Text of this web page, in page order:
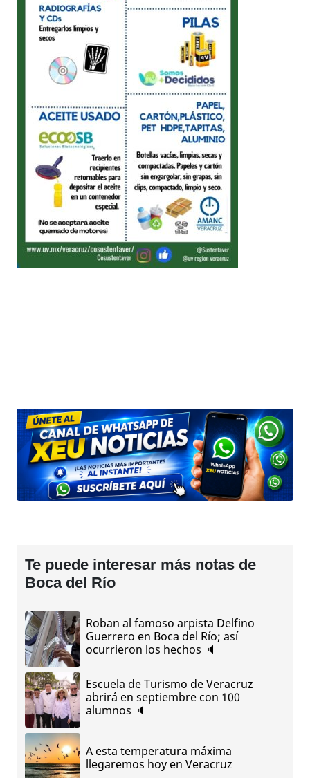
Te puede interesar más notas de
Boca del Río
Roban al famoso arpista Delfino
Guerrero en Boca del Río; así
ocurrieron los hechos 🔈
Escuela de Turismo de Veracruz
abrirá en septiembre con 100
alumnos 🔈
A esta temperatura máxima
llegaremos hoy en Veracruz